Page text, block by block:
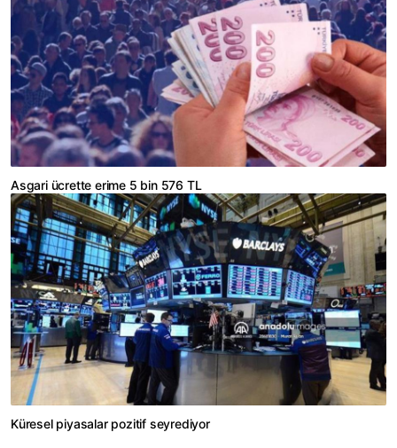
Asgari ücrette erime 5 bin 576 TL
Küresel piyasalar pozitif seyrediyor